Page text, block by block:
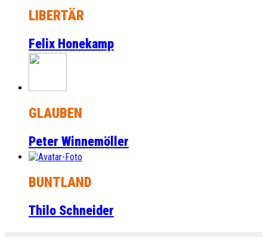
LIBERTÄR
Felix Honekamp
GLAUBEN
Peter Winnemöller
BUNTLAND
Thilo Schneider